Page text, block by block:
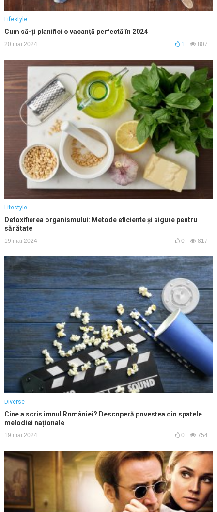
Lifestyle
Cum să-ți planifici o vacanță perfectă în 2024
20 mai 2024 1 807
Lifestyle
Detoxifierea organismului: Metode eficiente și sigure pentru
sănătate
19 mai 2024 0 817
Diverse
Cine a scris imnul României? Descoperă povestea din spatele
melodiei naționale
19 mai 2024 0 754